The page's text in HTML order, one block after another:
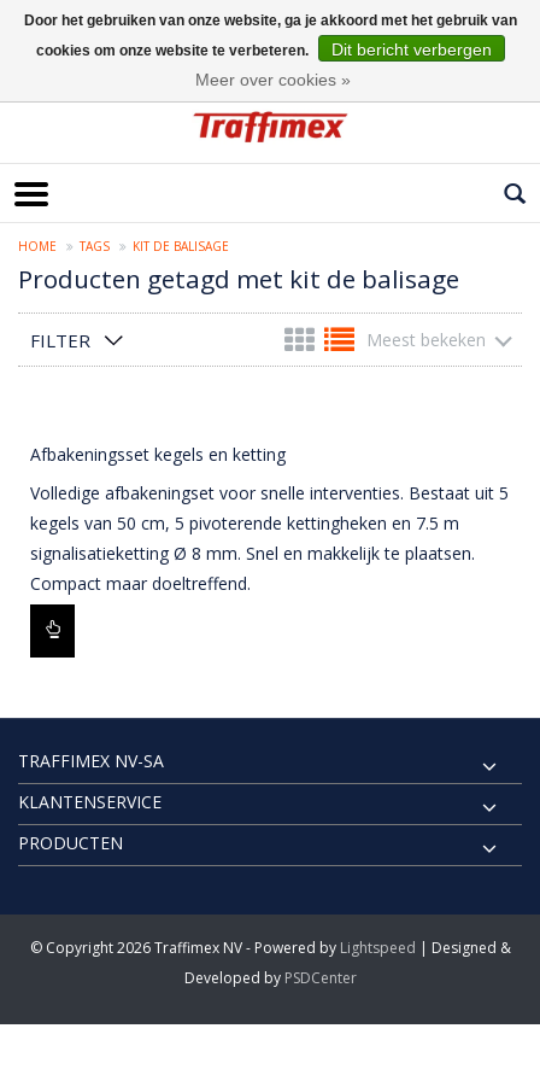
HOME TAGS KIT DE BALISAGE
Producten getagd met kit de balisage
FILTER Meest bekeken
Afbakeningsset kegels en ketting
Volledige afbakeningset voor snelle interventies. Bestaat uit 5
kegels van 50 cm, 5 pivoterende kettingheken en 7.5 m
signalisatieketting Ø 8 mm. Snel en makkelijk te plaatsen.
Compact maar doeltreffend.
TRAFFIMEX NV-SA
KLANTENSERVICE
PRODUCTEN
© Copyright 2026 Traffimex NV - Powered by Lightspeed | Designed &
Developed by PSDCenter
Door het gebruiken van onze website, ga je akkoord met het gebruik van
cookies om onze website te verbeteren.
Dit bericht verbergen
Meer over cookies »